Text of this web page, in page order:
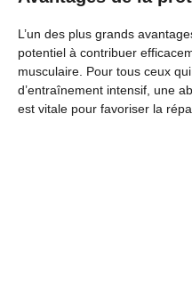
L’un des plus grands
potentiel à contribuer
musculaire. Pour tous ceux
d’entraînement intensif, une
est vitale pour favoriser la